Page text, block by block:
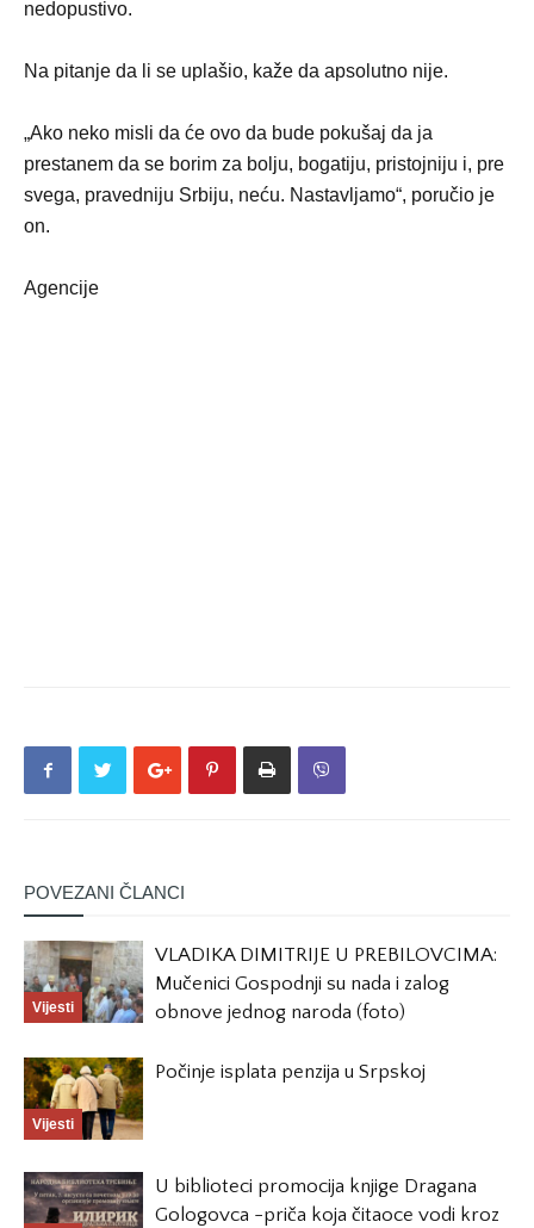
nedopustivo.
Na pitanje da li se uplašio, kaže da apsolutno nije.
„Ako neko misli da će ovo da bude pokušaj da ja
prestanem da se borim za bolju, bogatiju, pristojniju i, pre
svega, pravedniju Srbiju, neću. Nastavljamo“, poručio je
on.
Agencije
POVEZANI ČLANCI
Vijesti
VLADIKA DIMITRIJE U PREBILOVCIMA:
Mučenici Gospodnji su nada i zalog
obnove jednog naroda (foto)
Vijesti
Počinje isplata penzija u Srpskoj
U biblioteci promocija knjige Dragana
Gologovca -priča koja čitaoce vodi kroz